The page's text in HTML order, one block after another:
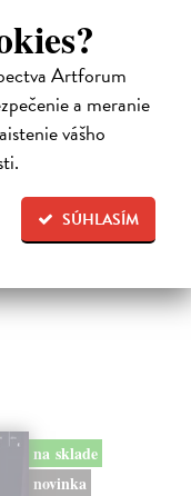
Artforum
a meranie
vášho
SÚHLASÍM
na sklade
novinka